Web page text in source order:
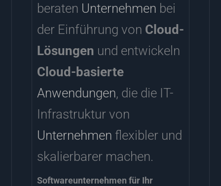
beraten Unternehmen bei
der Einführung von Cloud-
Lösungen und entwickeln
Cloud-basierte
Anwendungen, die die IT-
Infrastruktur von
Unternehmen flexibler und
skalierbarer machen.
Softwareunternehmen für Ihr